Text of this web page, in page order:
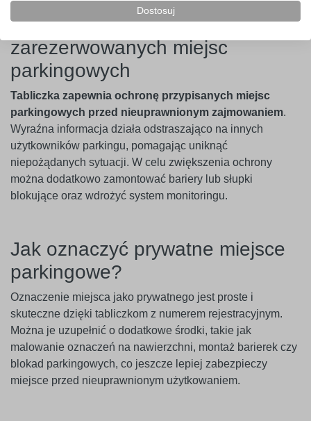
Skuteczna ochrona
zarezerwowanych miejsc
parkingowych
Tabliczka zapewnia ochronę przypisanych miejsc
parkingowych przed nieuprawnionym zajmowaniem.
Wyraźna informacja działa odstraszająco na innych
użytkowników parkingu, pomagając uniknąć
niepożądanych sytuacji. W celu zwiększenia ochrony
można dodatkowo zamontować bariery lub słupki
blokujące oraz wdrożyć system monitoringu.
Jak oznaczyć prywatne miejsce
parkingowe?
Oznaczenie miejsca jako prywatnego jest proste i
skuteczne dzięki tabliczkom z numerem rejestracyjnym.
Można je uzupełnić o dodatkowe środki, takie jak
malowanie oznaczeń na nawierzchni, montaż barierek czy
blokad parkingowych, co jeszcze lepiej zabezpieczy
miejsce przed nieuprawnionym użytkowaniem.
Dostosuj